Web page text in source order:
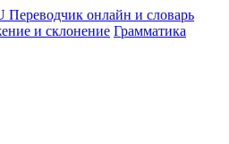
и склонение Грамматика